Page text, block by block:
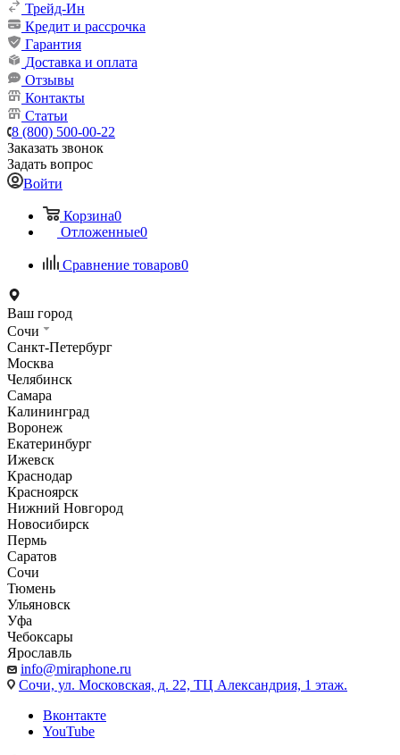
Трейд-Ин
Кредит и рассрочка
Гарантия
Доставка и оплата
Отзывы
Контакты
Статьи
8 (800) 500-00-22
Заказать звонок
Задать вопрос
Войти
Корзина0
Отложенные0
Сравнение товаров0
Ваш город
Сочи
Санкт-Петербург
Москва
Челябинск
Самара
Калининград
Воронеж
Екатеринбург
Ижевск
Краснодар
Красноярск
Нижний Новгород
Новосибирск
Пермь
Саратов
Сочи
Тюмень
Ульяновск
Уфа
Чебоксары
Ярославль
info@miraphone.ru
Сочи, ул. Московская, д. 22, ТЦ Александрия, 1 этаж.
Вконтакте
YouTube